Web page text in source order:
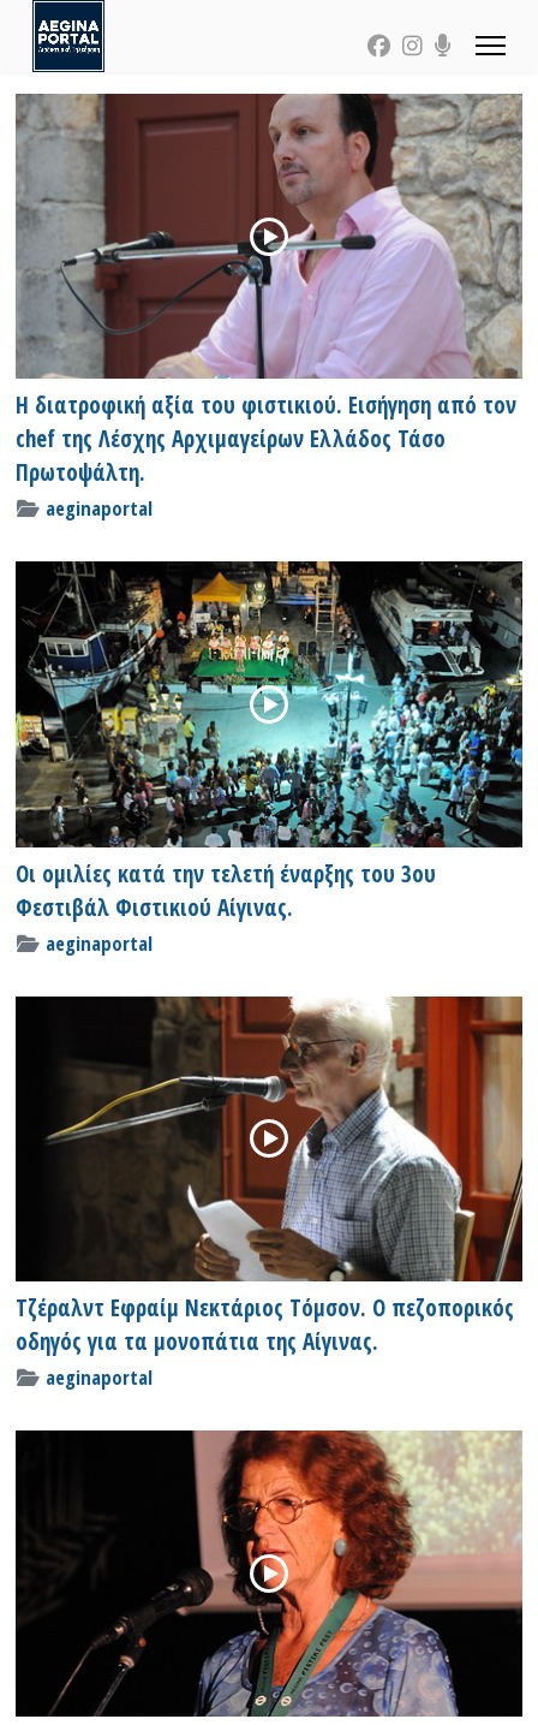
Η διατροφική αξία του φιστικιού. Εισήγηση από τον
chef της Λέσχης Αρχιμαγείρων Ελλάδος Τάσο
Πρωτοψάλτη.
aeginaportal
Οι ομιλίες κατά την τελετή έναρξης του 3ου
Φεστιβάλ Φιστικιού Αίγινας.
aeginaportal
Τζέραλντ Εφραίμ Νεκτάριος Tόμσον. Ο πεζοπορικός
οδηγός για τα μονοπάτια της Αίγινας.
aeginaportal